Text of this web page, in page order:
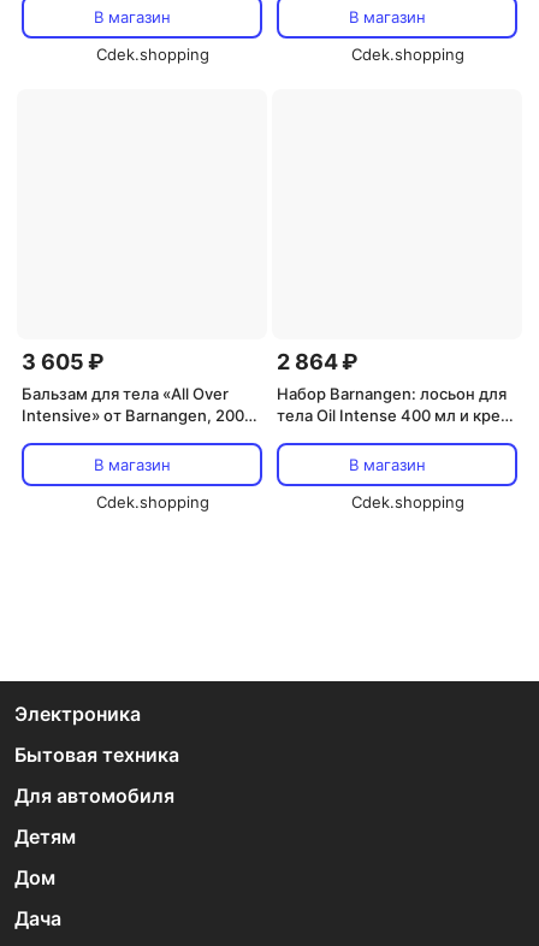
В магазин
Cdek.shopping
75 мл Barnangen
В магазин
Cdek.shopping
3 605 ₽
Бальзам для тела «All Over
Intensive» от Barnangen, 200
В магазин
Cdek.shopping
2 864 ₽
Набор Barnangen: лосьон для
тела Oil Intense 400 мл и крем
BarnangenВ магазин
Cdek.shopping
Электроника
Бытовая техника
Для автомобиля
Детям
Дом
Дача